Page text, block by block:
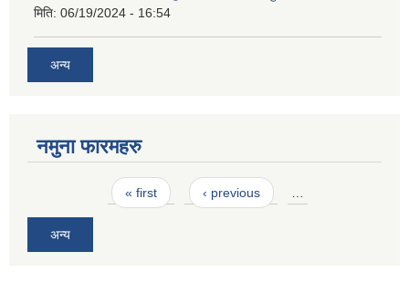
मिति: 06/19/2024 - 16:54
अन्य
नमुना फारमहरु
« first ‹ previous
अन्य